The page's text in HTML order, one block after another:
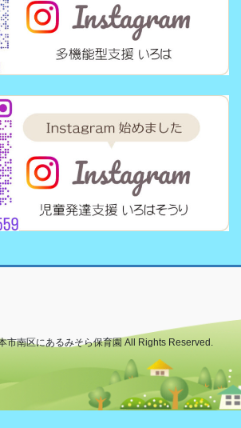
市南区にあるみそら保育園 All Rights Reserved.